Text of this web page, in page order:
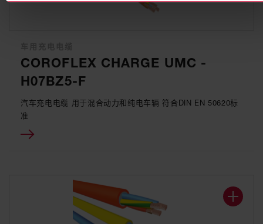
COROFLEX CHARGE UMC -
H07BZ5-F
汽车充电电缆 用于混合动力和纯电车辆 符合DIN EN 50620标
准